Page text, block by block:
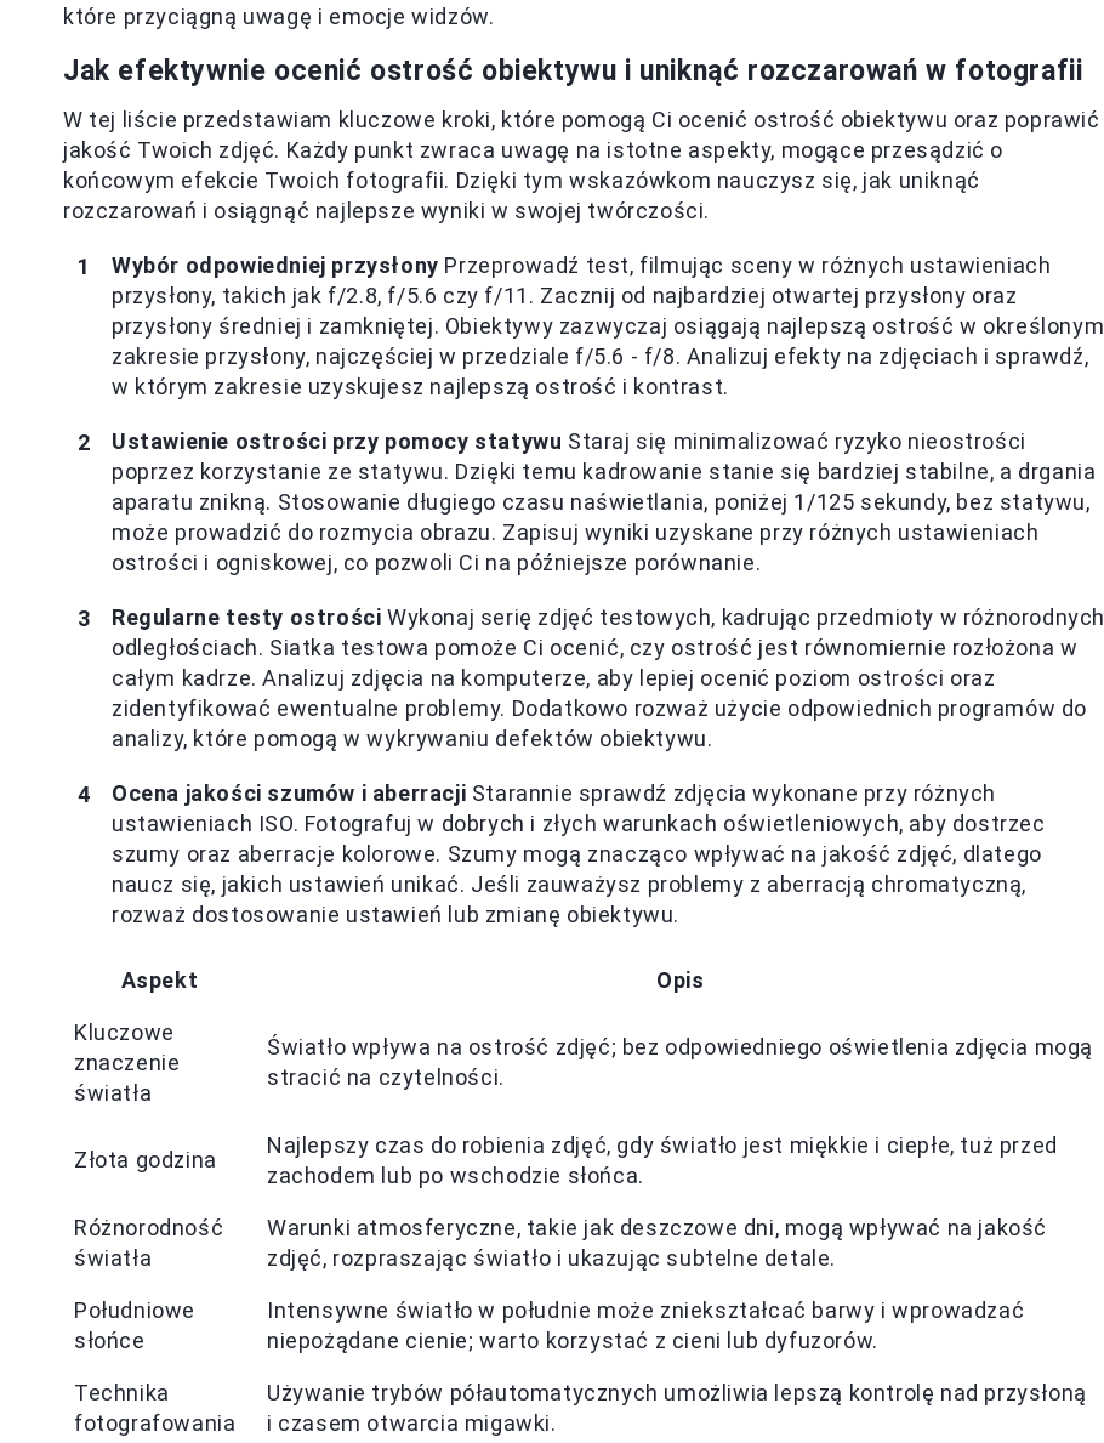
które przyciągną uwagę i emocje widzów.
Jak efektywnie ocenić ostrość obiektywu i uniknąć rozczarowań w fotografii
W tej liście przedstawiam kluczowe kroki, które pomogą Ci ocenić ostrość obiektywu oraz poprawić
jakość Twoich zdjęć. Każdy punkt zwraca uwagę na istotne aspekty, mogące przesądzić o
końcowym efekcie Twoich fotografii. Dzięki tym wskazówkom nauczysz się, jak uniknąć
rozczarowań i osiągnąć najlepsze wyniki w swojej twórczości.
Wybór odpowiedniej przysłony Przeprowadź test, filmując sceny w różnych ustawieniach
przysłony, takich jak f/2.8, f/5.6 czy f/11. Zacznij od najbardziej otwartej przysłony oraz
przysłony średniej i zamkniętej. Obiektywy zazwyczaj osiągają najlepszą ostrość w określonym
zakresie przysłony, najczęściej w przedziale f/5.6 - f/8. Analizuj efekty na zdjęciach i sprawdź,
w którym zakresie uzyskujesz najlepszą ostrość i kontrast.
Ustawienie ostrości przy pomocy statywu Staraj się minimalizować ryzyko nieostrości
poprzez korzystanie ze statywu. Dzięki temu kadrowanie stanie się bardziej stabilne, a drgania
aparatu znikną. Stosowanie długiego czasu naświetlania, poniżej 1/125 sekundy, bez statywu,
może prowadzić do rozmycia obrazu. Zapisuj wyniki uzyskane przy różnych ustawieniach
ostrości i ogniskowej, co pozwoli Ci na późniejsze porównanie.
Regularne testy ostrości Wykonaj serię zdjęć testowych, kadrując przedmioty w różnorodnych
odległościach. Siatka testowa pomoże Ci ocenić, czy ostrość jest równomiernie rozłożona w
całym kadrze. Analizuj zdjęcia na komputerze, aby lepiej ocenić poziom ostrości oraz
zidentyfikować ewentualne problemy. Dodatkowo rozważ użycie odpowiednich programów do
analizy, które pomogą w wykrywaniu defektów obiektywu.
Ocena jakości szumów i aberracji Starannie sprawdź zdjęcia wykonane przy różnych
ustawieniach ISO. Fotografuj w dobrych i złych warunkach oświetleniowych, aby dostrzec
szumy oraz aberracje kolorowe. Szumy mogą znacząco wpływać na jakość zdjęć, dlatego
naucz się, jakich ustawień unikać. Jeśli zauważysz problemy z aberracją chromatyczną,
rozważ dostosowanie ustawień lub zmianę obiektywu.
Aspekt Opis
Kluczowe
znaczenie
światła
Światło wpływa na ostrość zdjęć; bez odpowiedniego oświetlenia zdjęcia mogą
stracić na czytelności.
Złota godzina
Najlepszy czas do robienia zdjęć, gdy światło jest miękkie i ciepłe, tuż przed
zachodem lub po wschodzie słońca.
Różnorodność
światła
Warunki atmosferyczne, takie jak deszczowe dni, mogą wpływać na jakość
zdjęć, rozpraszając światło i ukazując subtelne detale.
Południowe
słońce
Intensywne światło w południe może zniekształcać barwy i wprowadzać
niepożądane cienie; warto korzystać z cieni lub dyfuzorów.
Technika
fotografowania
Używanie trybów półautomatycznych umożliwia lepszą kontrolę nad przysłoną
i czasem otwarcia migawki.